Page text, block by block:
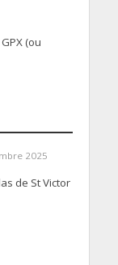
(ou
2025
de St Victor